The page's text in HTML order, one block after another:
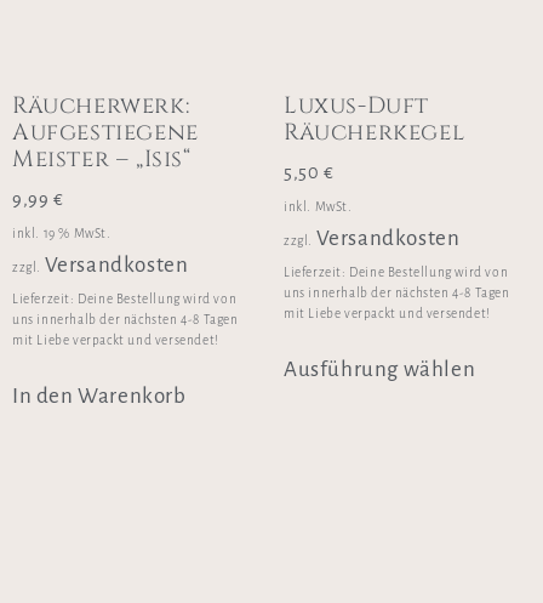
Räucherwerk:
Aufgestiegene
Meister – „Isis“
9,99 €
inkl. 19 % MwSt.
zzgl. Versandkosten
Lieferzeit: Deine Bestellung wird von
uns innerhalb der nächsten 4-8 Tagen
mit Liebe verpackt und versendet!
In den Warenkorb
Luxus-Duft
Räucherkegel
5,50 €
inkl. MwSt.
zzgl. Versandkosten
Lieferzeit: Deine Bestellung wird von
uns innerhalb der nächsten 4-8 Tagen
mit Liebe verpackt und versendet!
Ausführung wählen